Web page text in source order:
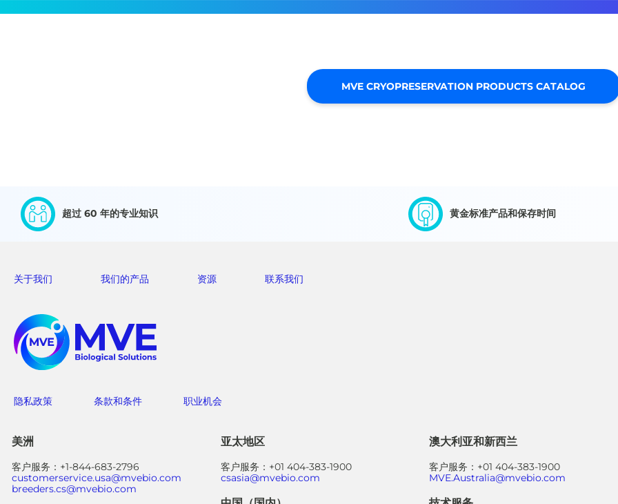
MVE CRYOPRESERVATION PRODUCTS CATALOG
超过 60 年的专业知识 黄金标准产品和保存时间
关于我们 我们的产品 资源 联系我们
隐私政策 条款和条件 职业机会
美洲
客户服务：+1-844-683-2796
customerservice.usa@mvebio.com
breeders.cs@mvebio.com
亚太地区
客户服务：+01 404-383-1900
csasia@mvebio.com
澳大利亚和新西兰
客户服务：+01 404-383-1900
MVE.Australia@mvebio.com